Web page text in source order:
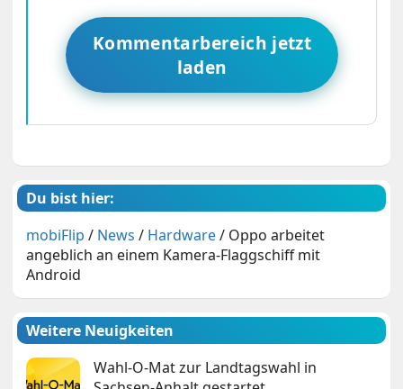
Kommentarbereich jetzt
laden
Du bist hier:
mobiFlip / News / Hardware/ Oppo arbeitet
angeblich an einem Kamera-Flaggschiff mit
Android
Weitere Neuigkeiten
Wahl-O-Mat zur Landtagswahl in